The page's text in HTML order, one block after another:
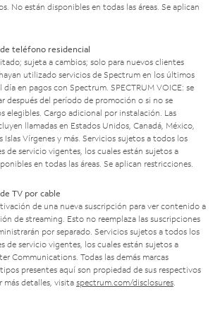
No están disponibles en todas las áreas. Se aplican
teléfono residencial
sujeta a cambios; solo para nuevos clientes
utilizado servicios de Spectrum en los últimos
en pagos con Spectrum. SPECTRUM VOICE: se
después del período de promoción o si no se
elegibles. Cargo adicional por instalación. Las
llamadas en Estados Unidos, Canadá, México,
Islas Vírgenes y más. Servicios sujetos a todos los
de servicio vigentes, los cuales están sujetos a
en todas las áreas. Se aplican restricciones.
TV por cable
de una nueva suscripción para ver contenido a
de streaming. Esto no reemplaza las suscripciones
por separado. Servicios sujetos a todos los
de servicio vigentes, los cuales están sujetos a
Communications. Todas las demás marcas
presentes aquí son propiedad de sus respectivos
más detalles, visita spectrum.com/disclosures